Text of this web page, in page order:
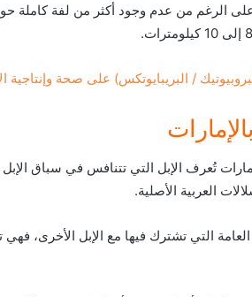
/ البريبايوتكس) على صحة
تُعرف الإبل التي تتنافس في سباق الإبل
العربية الأصلية.
التي تشترك فيها مع الإبل الأخرى،